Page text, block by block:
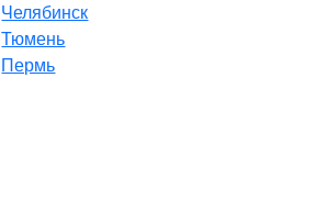
Челябинск
Тюмень
Пермь